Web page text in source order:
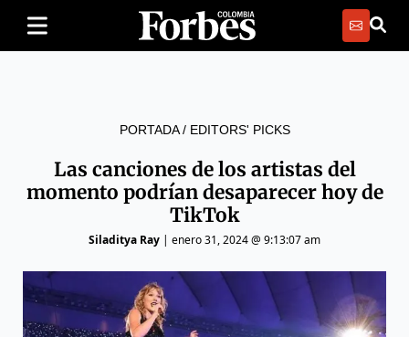
PORTADA/ EDITORS' PICKS
Las canciones de los artistas del
momento podrían desaparecer hoy de
TikTok
Siladitya Ray | enero 31, 2024 @ 9:13:07 am